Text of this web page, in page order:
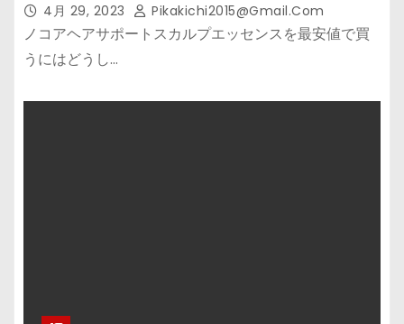
4月 29, 2023 Pikakichi2015@gmail.com
ノコアヘアサポートスカルプエッセンスを最安値で買
うにはどうし…